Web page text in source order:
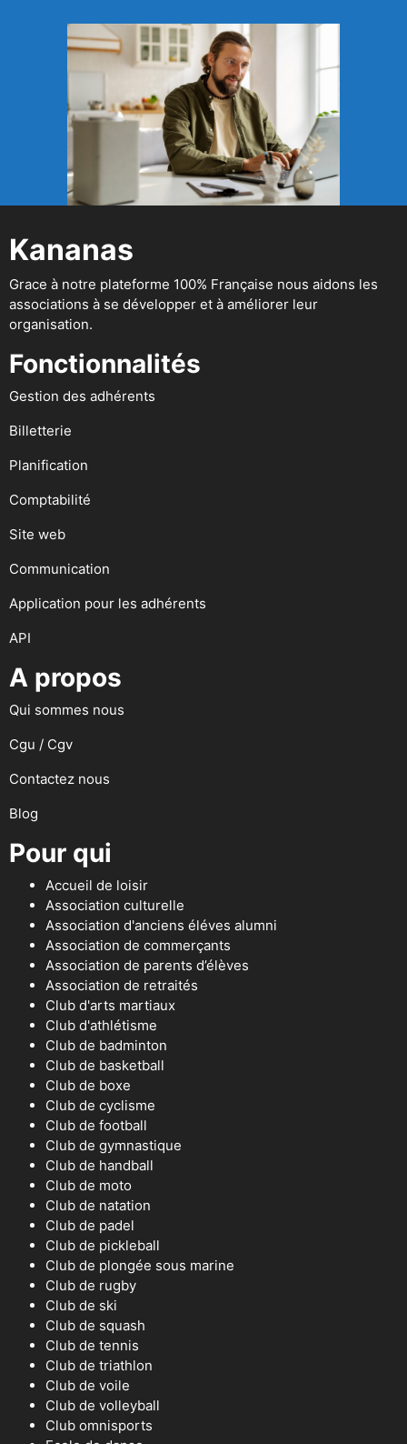
Kananas
Grace à notre plateforme 100% Française nous aidons les
associations à se développer et à améliorer leur
organisation.
Fonctionnalités
Gestion des adhérents
Billetterie
Planification
Comptabilité
Site web
Communication
Application pour les adhérents
API
A propos
Qui sommes nous
Cgu / Cgv
Contactez nous
Blog
Pour qui
Accueil de loisir
Association culturelle
Association d'anciens éléves alumni
Association de commerçants
Association de parents d’élèves
Association de retraités
Club d'arts martiaux
Club d'athlétisme
Club de badminton
Club de basketball
Club de boxe
Club de cyclisme
Club de football
Club de gymnastique
Club de handball
Club de moto
Club de natation
Club de padel
Club de pickleball
Club de plongée sous marine
Club de rugby
Club de ski
Club de squash
Club de tennis
Club de triathlon
Club de voile
Club de volleyball
Club omnisports